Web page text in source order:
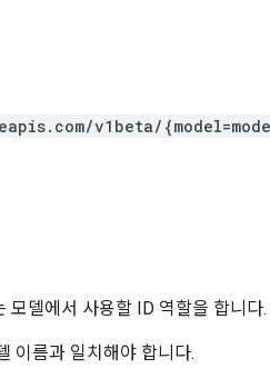
/v1beta/
모델에서 사용할 ID 역할을 합니다.
이름과 일치해야 합니다.